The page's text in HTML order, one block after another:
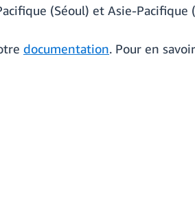
(Séoul) et Asie-Pacifique
documentation. Pour en